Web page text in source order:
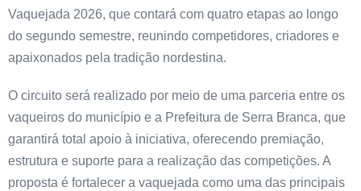
Vaquejada 2026, que contará com quatro etapas ao longo
do segundo semestre, reunindo competidores, criadores e
apaixonados pela tradição nordestina.
O circuito será realizado por meio de uma parceria entre os
vaqueiros do município e a Prefeitura de Serra Branca, que
garantirá total apoio à iniciativa, oferecendo premiação,
estrutura e suporte para a realização das competições. A
proposta é fortalecer a vaquejada como uma das principais